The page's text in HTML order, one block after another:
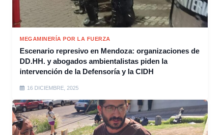
MEGAMINERÍA POR LA FUERZA
Escenario represivo en Mendoza: organizaciones de
DD.HH. y abogados ambientalistas piden la
intervención de la Defensoría y la CIDH
16 DICIEMBRE, 2025